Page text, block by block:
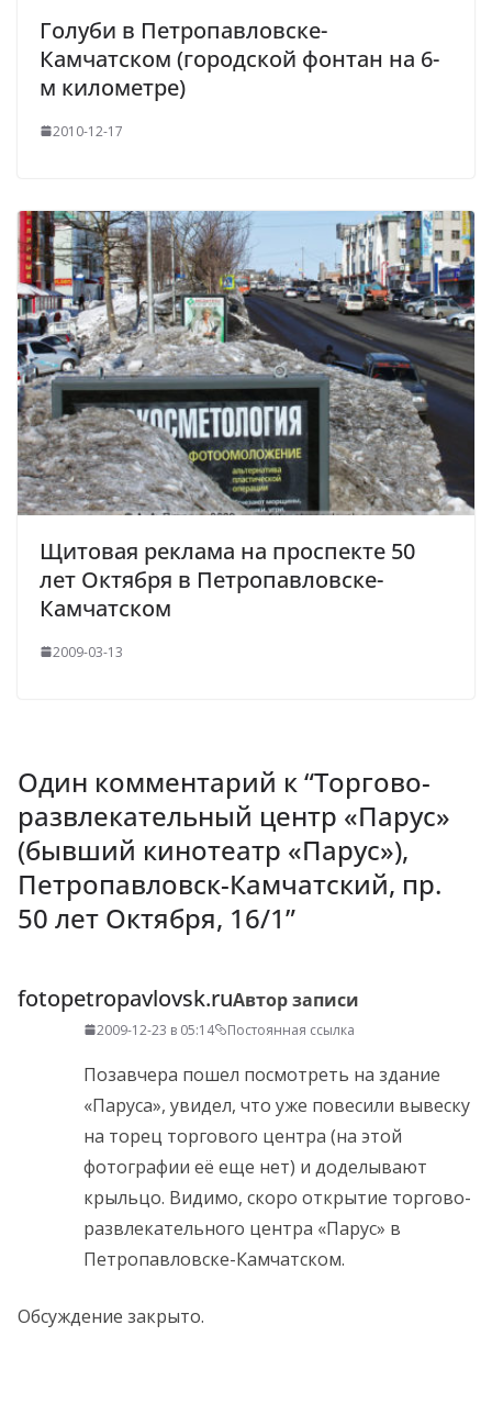
Голуби в Петропавловске-
Камчатском (городской фонтан на 6-
м километре)
2010-12-17
Щитовая реклама на проспекте 50
лет Октября в Петропавловске-
Камчатском
2009-03-13
Один комментарий к “Торгово-
развлекательный центр «Парус»
(бывший кинотеатр «Парус»),
Петропавловск-Камчатский, пр.
50 лет Октября, 16/1”
fotopetropavlovsk.ruАвтор записи
2009-12-23 в 05:14 Постоянная ссылка
Позавчера пошел посмотреть на здание
«Паруса», увидел, что уже повесили вывеску
на торец торгового центра (на этой
фотографии её еще нет) и доделывают
крыльцо. Видимо, скоро открытие торгово-
развлекательного центра «Парус» в
Петропавловске-Камчатском.
Обсуждение закрыто.